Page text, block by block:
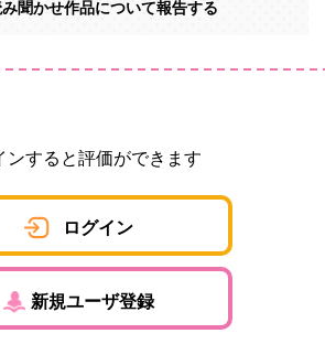
聞かせ作品について報告する
ンすると評価ができます
ログイン
新規ユーザ登録